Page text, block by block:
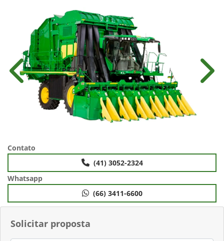
Solicitar proposta
Anterior
Contato
(41) 3052-2324
Whatsapp
(66) 3411-6600